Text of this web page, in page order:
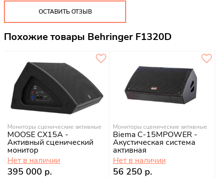
ОСТАВИТЬ ОТЗЫВ
Похожие товары Behringer F1320D
Мониторы сценические активные
MOOSE CX15A -
Активный сценический
монитор
Нет в наличии
395 000 р.
Мониторы сценические активные
Biema C-15MPOWER -
Акустическая система
активная
Нет в наличии
56 250 р.